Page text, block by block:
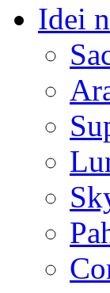
Idei